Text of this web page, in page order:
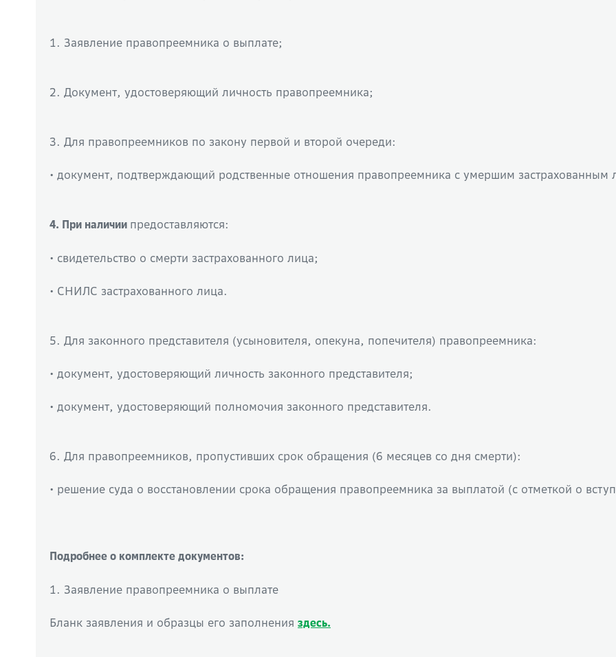
1. Заявление правопреемника о выплате;
2. Документ, удостоверяющий личность правопреемника;
3. Для правопреемников по закону первой и второй очереди:
• документ, подтверждающий родственные отношения правопреемника с умершим застрахованным
4. При наличии предоставляются:
• свидетельство о смерти застрахованного лица;
• СНИЛС застрахованного лица.
5. Для законного представителя (усыновителя, опекуна, попечителя) правопреемника:
• документ, удостоверяющий личность законного представителя;
• документ, удостоверяющий полномочия законного представителя.
6. Для правопреемников, пропустивших срок обращения (6 месяцев со дня смерти):
• решение суда о восстановлении срока обращения правопреемника за выплатой (с отметкой о
Подробнее о комплекте документов:
1. Заявление правопреемника о выплате
Бланк заявления и образцы его заполнения здесь.